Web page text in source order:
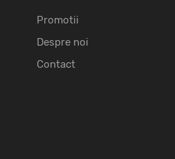
Promotii
Despre noi
Contact